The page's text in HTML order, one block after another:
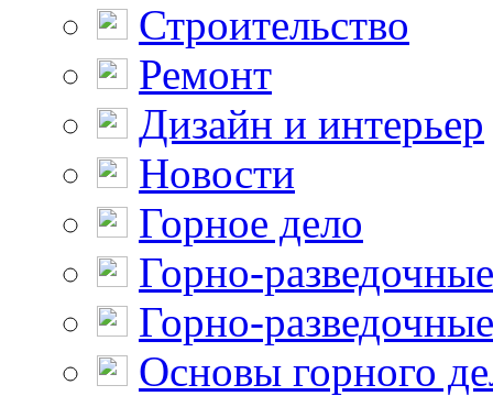
Строительство
Ремонт
Дизайн и интерьер
Новости
Горное дело
Горно-
Горно-
Основы горного